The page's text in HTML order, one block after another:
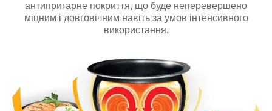
антипригарне покриття, що буде неперевершено
міцним і довговічним навіть за умов інтенсивного
використання.